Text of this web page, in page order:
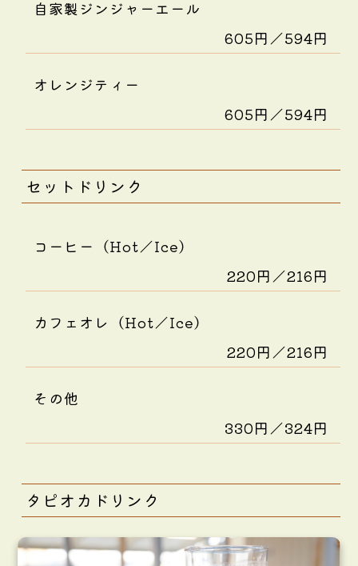
自家製ジンジャーエール
605円／594円
オレンジティー
605円／594円
セットドリンク
コーヒー（Hot／Ice）
220円／216円
カフェオレ（Hot／Ice）
220円／216円
その他
330円／324円
タピオカドリンク